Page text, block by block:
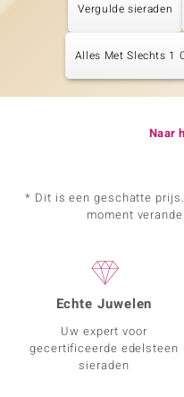
Vergulde sieraden
Alles Met Slechts 1
Naar
* Dit is een geschatte
moment
Echte Juwelen
Uw expert voor
gecertificeerde edelsteen
sieraden